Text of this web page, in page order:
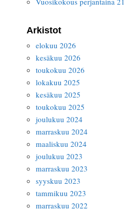
Arkistot
elokuu 2026
kesäkuu 2026
toukokuu 2026
lokakuu 2025
kesäkuu 2025
toukokuu 2025
joulukuu 2024
marraskuu 2024
maaliskuu 2024
joulukuu 2023
marraskuu 2023
syyskuu 2023
tammikuu 2023
marraskuu 2022